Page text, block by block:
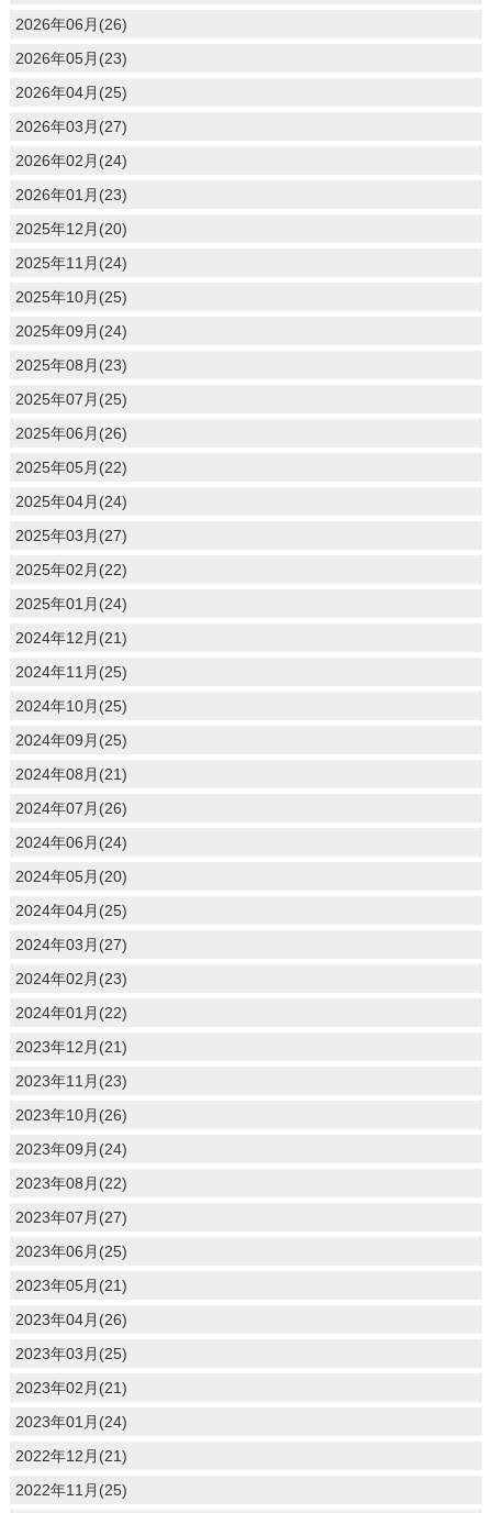
2026年06月(26)
2026年05月(23)
2026年04月(25)
2026年03月(27)
2026年02月(24)
2026年01月(23)
2025年12月(20)
2025年11月(24)
2025年10月(25)
2025年09月(24)
2025年08月(23)
2025年07月(25)
2025年06月(26)
2025年05月(22)
2025年04月(24)
2025年03月(27)
2025年02月(22)
2025年01月(24)
2024年12月(21)
2024年11月(25)
2024年10月(25)
2024年09月(25)
2024年08月(21)
2024年07月(26)
2024年06月(24)
2024年05月(20)
2024年04月(25)
2024年03月(27)
2024年02月(23)
2024年01月(22)
2023年12月(21)
2023年11月(23)
2023年10月(26)
2023年09月(24)
2023年08月(22)
2023年07月(27)
2023年06月(25)
2023年05月(21)
2023年04月(26)
2023年03月(25)
2023年02月(21)
2023年01月(24)
2022年12月(21)
2022年11月(25)